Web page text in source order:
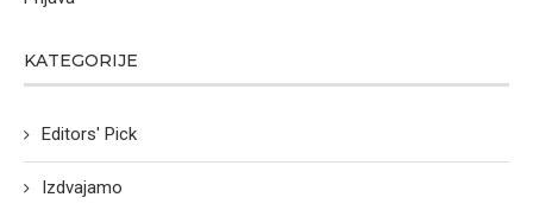
KATEGORIJE
Editors' Pick
Izdvajamo